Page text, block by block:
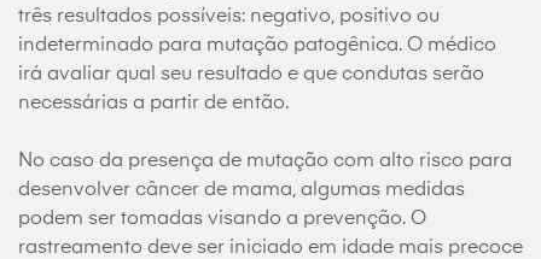
três resultados possíveis: negativo, positivo ou
indeterminado para mutação patogênica. O médico
irá avaliar qual seu resultado e que condutas serão
necessárias a partir de então.
No caso da presença de mutação com alto risco para
desenvolver câncer de mama, algumas medidas
podem ser tomadas visando a prevenção. O
rastreamento deve ser iniciado em idade mais precoce